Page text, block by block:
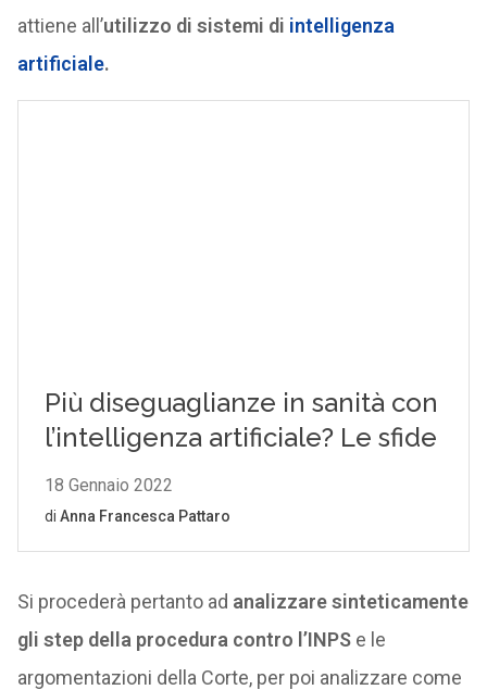
attiene all’utilizzo di sistemi di intelligenza
artificiale.
Si procederà pertanto ad analizzare sinteticamente
gli step della procedura contro l’INPSe le
argomentazioni della Corte, per poi analizzare come